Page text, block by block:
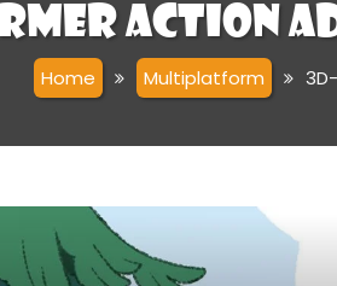
action
Home Multiplatform